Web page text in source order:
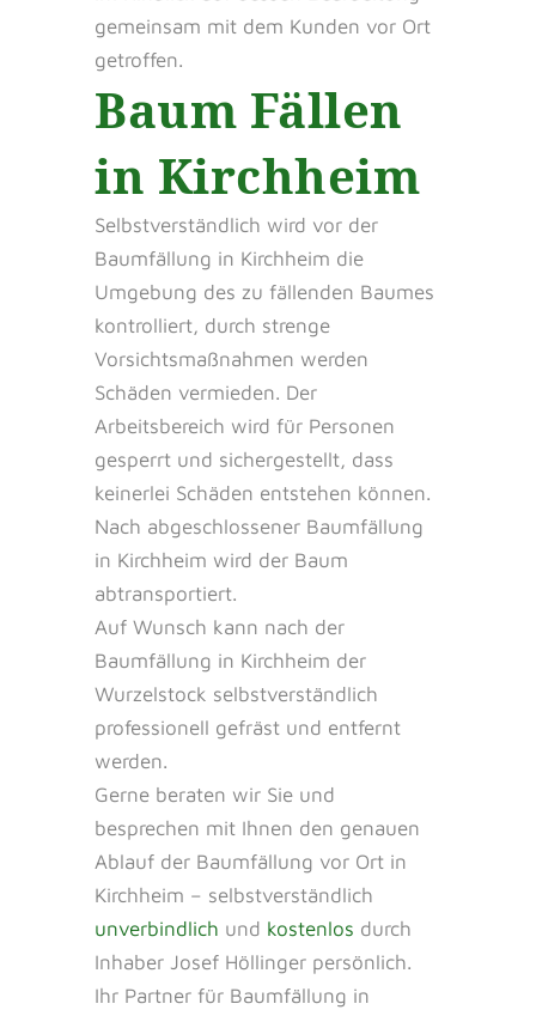
gemeinsam mit dem Kunden vor Ort
getroffen.
Baum Fällen
in Kirchheim
Selbstverständlich wird vor der
Baumfällung in Kirchheim die
Umgebung des zu fällenden Baumes
kontrolliert, durch strenge
Vorsichtsmaßnahmen werden
Schäden vermieden. Der
Arbeitsbereich wird für Personen
gesperrt und sichergestellt, dass
keinerlei Schäden entstehen können.
Nach abgeschlossener Baumfällung
in Kirchheim wird der Baum
abtransportiert.
Auf Wunsch kann nach der
Baumfällung in Kirchheim der
Wurzelstock selbstverständlich
professionell gefräst und entfernt
werden.
Gerne beraten wir Sie und
besprechen mit Ihnen den genauen
Ablauf der Baumfällung vor Ort in
Kirchheim – selbstverständlich
unverbindlich und kostenlos durch
Inhaber Josef Höllinger persönlich.
Ihr Partner für Baumfällung in